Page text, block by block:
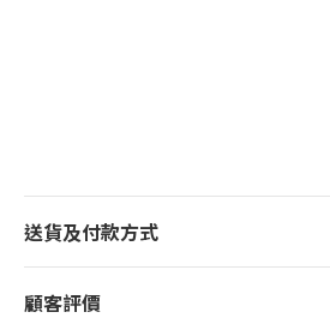
送貨及付款方式
顧客評價